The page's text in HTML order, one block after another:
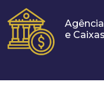
e Caixas